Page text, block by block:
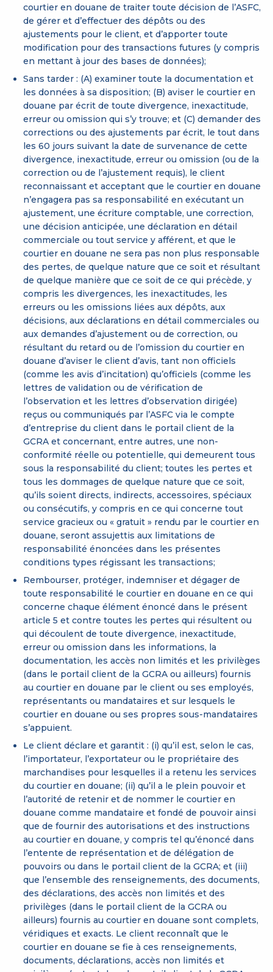
courtier en douane de traiter toute décision de l’ASFC,
de gérer et d’effectuer des dépôts ou des
ajustements pour le client, et d’apporter toute
modification pour des transactions futures (y compris
en mettant à jour des bases de données);
Sans tarder : (A) examiner toute la documentation et
les données à sa disposition; (B) aviser le courtier en
douane par écrit de toute divergence, inexactitude,
erreur ou omission qui s’y trouve; et (C) demander des
corrections ou des ajustements par écrit, le tout dans
les 60 jours suivant la date de survenance de cette
divergence, inexactitude, erreur ou omission (ou de la
correction ou de l’ajustement requis), le client
reconnaissant et acceptant que le courtier en douane
n’engagera pas sa responsabilité en exécutant un
ajustement, une écriture comptable, une correction,
une décision anticipée, une déclaration en détail
commerciale ou tout service y afférent, et que le
courtier en douane ne sera pas non plus responsable
des pertes, de quelque nature que ce soit et résultant
de quelque manière que ce soit de ce qui précède, y
compris les divergences, les inexactitudes, les
erreurs ou les omissions liées aux dépôts, aux
décisions, aux déclarations en détail commerciales ou
aux demandes d’ajustement ou de correction, ou
résultant du retard ou de l’omission du courtier en
douane d’aviser le client d’avis, tant non officiels
(comme les avis d’incitation) qu’officiels (comme les
lettres de validation ou de vérification de
l’observation et les lettres d’observation dirigée)
reçus ou communiqués par l’ASFC via le compte
d’entreprise du client dans le portail client de la
GCRA et concernant, entre autres, une non-
conformité réelle ou potentielle, qui demeurent tous
sous la responsabilité du client; toutes les pertes et
tous les dommages de quelque nature que ce soit,
qu’ils soient directs, indirects, accessoires, spéciaux
ou consécutifs, y compris en ce qui concerne tout
service gracieux ou « gratuit » rendu par le courtier en
douane, seront assujettis aux limitations de
responsabilité énoncées dans les présentes
conditions types régissant les transactions;
Rembourser, protéger, indemniser et dégager de
toute responsabilité le courtier en douane en ce qui
concerne chaque élément énoncé dans le présent
article 5 et contre toutes les pertes qui résultent ou
qui découlent de toute divergence, inexactitude,
erreur ou omission dans les informations, la
documentation, les accès non limités et les privilèges
(dans le portail client de la GCRA ou ailleurs) fournis
au courtier en douane par le client ou ses employés,
représentants ou mandataires et sur lesquels le
courtier en douane ou ses propres sous-mandataires
s’appuient.
Le client déclare et garantit : (i) qu’il est, selon le cas,
l’importateur, l’exportateur ou le propriétaire des
marchandises pour lesquelles il a retenu les services
du courtier en douane; (ii) qu’il a le plein pouvoir et
l’autorité de retenir et de nommer le courtier en
douane comme mandataire et fondé de pouvoir ainsi
que de fournir des autorisations et des instructions
au courtier en douane, y compris tel qu’énoncé dans
l’entente de représentation et de délégation de
pouvoirs ou dans le portail client de la GCRA; et (iii)
que l’ensemble des renseignements, des documents,
des déclarations, des accès non limités et des
privilèges (dans le portail client de la GCRA ou
ailleurs) fournis au courtier en douane sont complets,
véridiques et exacts. Le client reconnaît que le
courtier en douane se fie à ces renseignements,
documents, déclarations, accès non limités et